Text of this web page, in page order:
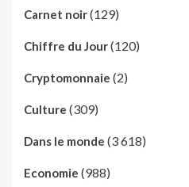
Carnet noir(129)
Chiffre du Jour(120)
Cryptomonnaie (2)
Culture (309)
Dans le monde (3 618)
Economie (988)